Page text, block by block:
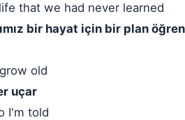
that we had never learned
bir hayat için bir plan
old
uçar
I'm told